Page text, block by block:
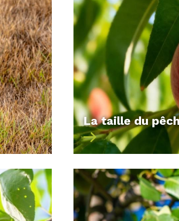
de votre maison. Grâce à nos
en bois bien conçue vous offre
en valeur les allées et les espaces
votreaménagement paysager.
optimale de l’espace, en
aménager un jardin pour créer
vos espaces verts avec du
vous accompagne pour
initial à l’entretien régulier, nous
et donnez vie à vos projets
La taille du